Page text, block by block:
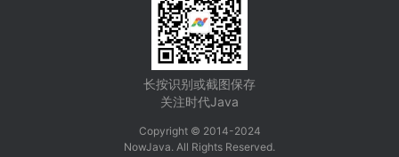
长按识别或截图保存
关注时代Java
Copyright © 2014-2024
NowJava. All Rights Reserved.